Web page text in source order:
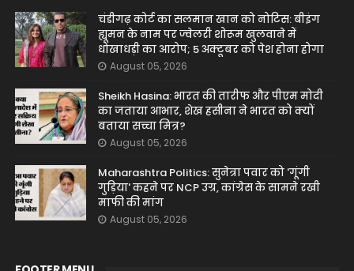
चंडीगढ़ कोर्ट का सलमान खान को नोटिस: बीइंग
ह्यूमन के नाम पर ज्वेलरी शोरूम खुलवाने में
धोखाधड़ी का आरोप; 5 अक्टूबर को पेश होना होगा
August 05, 2026
Sheikh Hasina: भारत की तारीफ और पीएम मोदी
का जताया आभार, शेख हसीना ने भारत को क्यों
बताया सच्चा मित्र?
August 05, 2026
Maharashtra Politics: सुनेत्रा पवार को 'गूंगी
गुड़िया' कहने पर NCP उग्र, कांग्रेस के सामने रखी
माफी की मांग
August 05, 2026